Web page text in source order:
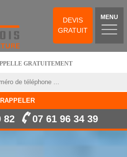
DEVIS
GRATUIT
MENU
GRATUITEMENT
82 07 61 96 34 39